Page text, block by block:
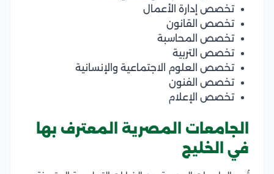
تخصص إدارة الأعمال
تخصص القانون
تخصص المحاسبة
تخصص التربية
تخصص العلوم الاجتماعية والإنسانية
تخصص الفنون
تخصص الإعلام
الجامعات المصرية المعترف بها
في الخليج